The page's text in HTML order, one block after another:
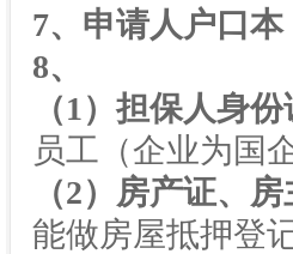
7、申请人户口本
8、
（1）担保人身份
员工（企业为国
（2）房产证、
能做房屋抵押登